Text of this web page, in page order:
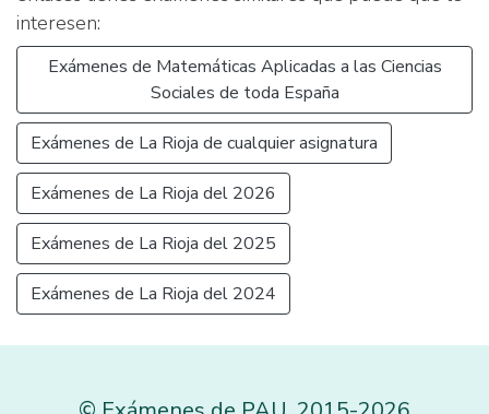
interesen:
Exámenes de Matemáticas Aplicadas a las Ciencias
Sociales de toda España
Exámenes de La Rioja de cualquier asignatura
Exámenes de La Rioja del 2026
Exámenes de La Rioja del 2025
Exámenes de La Rioja del 2024